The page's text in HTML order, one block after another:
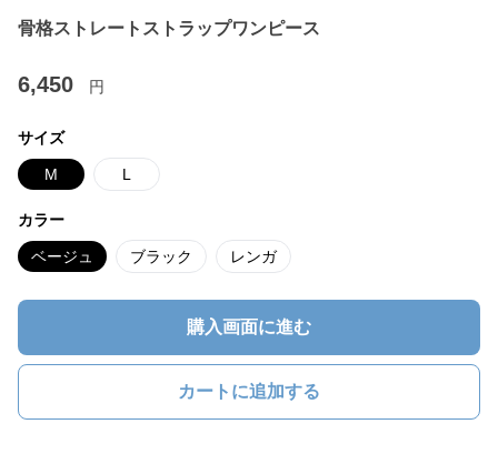
骨格ストレートストラップワンピース
6,450 円
サイズ
M L
カラー
ベージュ ブラック レンガ
購入画面に進む
カートに追加する